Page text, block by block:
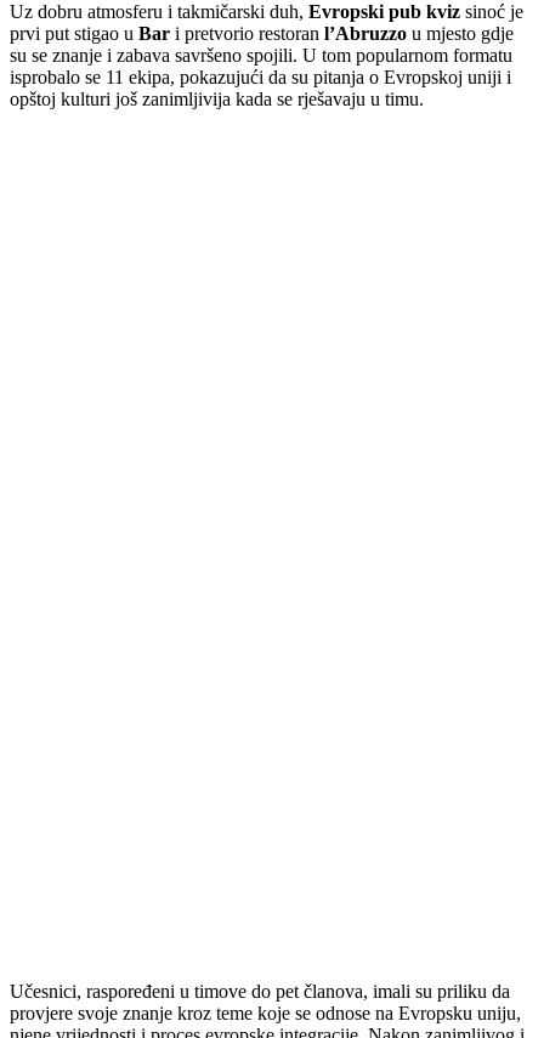
Uz dobru atmosferu i takmičarski duh, Evropski pub kviz sinoć je
prvi put stigao u Bar i pretvorio restoran l’Abruzzo u mjesto gdje
su se znanje i zabava savršeno spojili. U tom popularnom formatu
isprobalo se 11 ekipa, pokazujući da su pitanja o Evropskoj uniji i
opštoj kulturi još zanimljivija kada se rješavaju u timu.
Učesnici, raspoređeni u timove do pet članova, imali su priliku da
provjere svoje znanje kroz teme koje se odnose na Evropsku uniju,